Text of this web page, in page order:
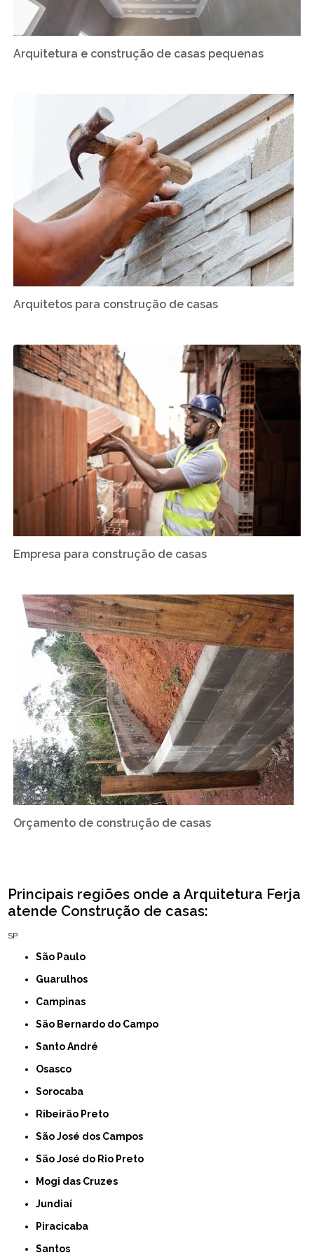
Arquitetura e construção de casas pequenas
Arquitetos para construção de casas
Empresa para construção de casas
Orçamento de construção de casas
Principais regiões onde a Arquitetura Ferja
atende Construção de casas:
SP
São Paulo
Guarulhos
Campinas
São Bernardo do Campo
Santo André
Osasco
Sorocaba
Ribeirão Preto
São José dos Campos
São José do Rio Preto
Mogi das Cruzes
Jundiaí
Piracicaba
Santos